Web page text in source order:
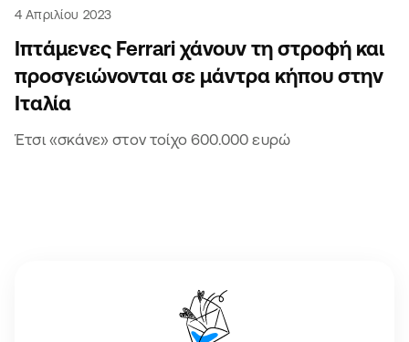
4 Απριλίου 2023
Ιπτάμενες Ferrari χάνουν τη στροφή και
προσγειώνονται σε μάντρα κήπου στην
Ιταλία
Έτσι «σκάνε» στον τοίχο 600.000 ευρώ